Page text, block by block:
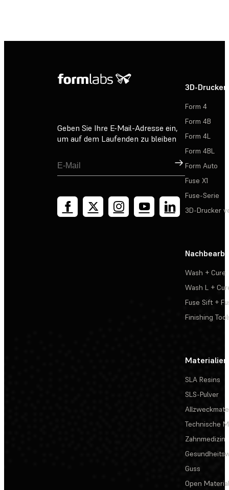
Geben Sie Ihre E-Mail-Adresse ein,
um auf dem Laufenden zu bleiben
Registrieren
3D-Drucker
Form 4
Form 4B
Form 4L
Form 4BL
Form Auto
Fuse X1
Fuse-Serie
3D-Drucker
Wash + Cure
Wash L +
Fuse Sift +
Finishing
Materialien
SLA Resins
SLS-Pulver
Technische
Zahnmedizin
Guss
Open